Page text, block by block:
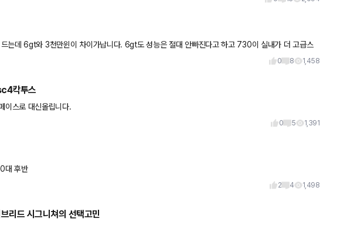
는데 6gt와 3천만윈이 차이가납니다. 6gt도 성능은 절대 안빠진다고 하고 730이 실내가 더 고급스
똑같고 디젤인데 겉모양 때문에
0 8 1,458
칵투스
스페이스로 대신올립니다.
0 5 1,391
대 후반
2 4 1,498
리드 시그니쳐의 선택고민